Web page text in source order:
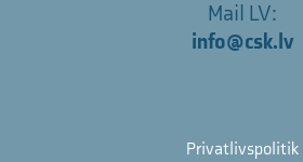
Mail LV:
info@csk.lv
Privatlivspolitik